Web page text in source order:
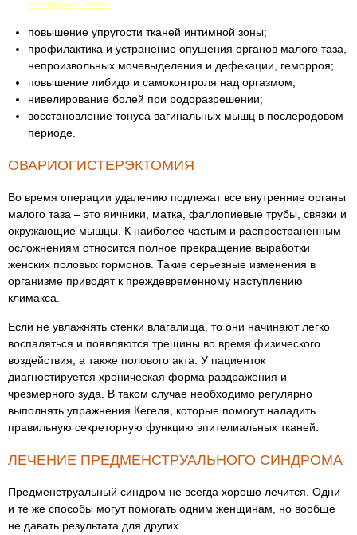
«лишняя» кожа
повышение упругости тканей интимной зоны;
профилактика и устранение опущения органов малого таза,
непроизвольных мочевыделения и дефекации, геморроя;
повышение либидо и самоконтроля над оргазмом;
нивелирование болей при родоразрешении;
восстановление тонуса вагинальных мышц в послеродовом
периоде.
ОВАРИОГИСТЕРЭКТОМИЯ
Во время операции удалению подлежат все внутренние органы
малого таза – это яичники, матка, фаллопиевые трубы, связки и
окружающие мышцы. К наиболее частым и распространенным
осложнениям относится полное прекращение выработки
женских половых гормонов. Такие серьезные изменения в
организме приводят к преждевременному наступлению
климакса.
Если не увлажнять стенки влагалища, то они начинают легко
воспаляться и появляются трещины во время физического
воздействия, а также полового акта. У пациенток
диагностируется хроническая форма раздражения и
чрезмерного зуда. В таком случае необходимо регулярно
выполнять упражнения Кегеля, которые помогут наладить
правильную секреторную функцию эпителиальных тканей.
ЛЕЧЕНИЕ ПРЕДМЕНСТРУАЛЬНОГО СИНДРОМА
Предменструальный синдром не всегда хорошо лечится. Одни
и те же способы могут помогать одним женщинам, но вообще
не давать результата для других